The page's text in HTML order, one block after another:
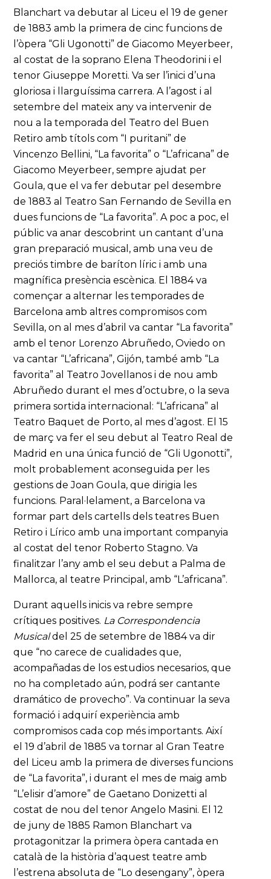
Blanchart va debutar al Liceu el 19 de gener
de 1883 amb la primera de cinc funcions de
l’òpera “Gli Ugonotti” de Giacomo Meyerbeer,
al costat de la soprano Elena Theodorini i el
tenor Giuseppe Moretti. Va ser l’inici d’una
gloriosa i llarguíssima carrera. A l’agost i al
setembre del mateix any va intervenir de
nou a la temporada del Teatro del Buen
Retiro amb títols com “I puritani” de
Vincenzo Bellini, “La favorita” o “L’africana” de
Giacomo Meyerbeer, sempre ajudat per
Goula, que el va fer debutar pel desembre
de 1883 al Teatro San Fernando de Sevilla en
dues funcions de “La favorita”. A poc a poc, el
públic va anar descobrint un cantant d’una
gran preparació musical, amb una veu de
preciós timbre de baríton líric i amb una
magnífica presència escènica. El 1884 va
començar a alternar les temporades de
Barcelona amb altres compromisos com
Sevilla, on al mes d’abril va cantar “La favorita”
amb el tenor Lorenzo Abruñedo, Oviedo on
va cantar “L’africana”, Gijón, també amb “La
favorita” al Teatro Jovellanos i de nou amb
Abruñedo durant el mes d’octubre, o la seva
primera sortida internacional: “L’africana” al
Teatro Baquet de Porto, al mes d’agost. El 15
de març va fer el seu debut al Teatro Real de
Madrid en una única funció de “Gli Ugonotti”,
molt probablement aconseguida per les
gestions de Joan Goula, que dirigia les
funcions. Paral·lelament, a Barcelona va
formar part dels cartells dels teatres Buen
Retiro i Lírico amb una important companyia
al costat del tenor Roberto Stagno. Va
finalitzar l’any amb el seu debut a Palma de
Mallorca, al teatre Principal, amb “L’africana”.
Durant aquells inicis va rebre sempre
crítiques positives. La Correspondencia
Musicaldel 25 de setembre de 1884 va dir
que “no carece de cualidades que,
acompañadas de los estudios necesarios, que
no ha completado aún, podrá ser cantante
dramático de provecho”. Va continuar la seva
formació i adquirí experiència amb
compromisos cada cop més importants. Així
el 19 d’abril de 1885 va tornar al Gran Teatre
del Liceu amb la primera de diverses funcions
de “La favorita”, i durant el mes de maig amb
“L’elisir d’amore” de Gaetano Donizetti al
costat de nou del tenor Angelo Masini. El 12
de juny de 1885 Ramon Blanchart va
protagonitzar la primera òpera cantada en
català de la història d’aquest teatre amb
l’estrena absoluta de “Lo desengany”, òpera